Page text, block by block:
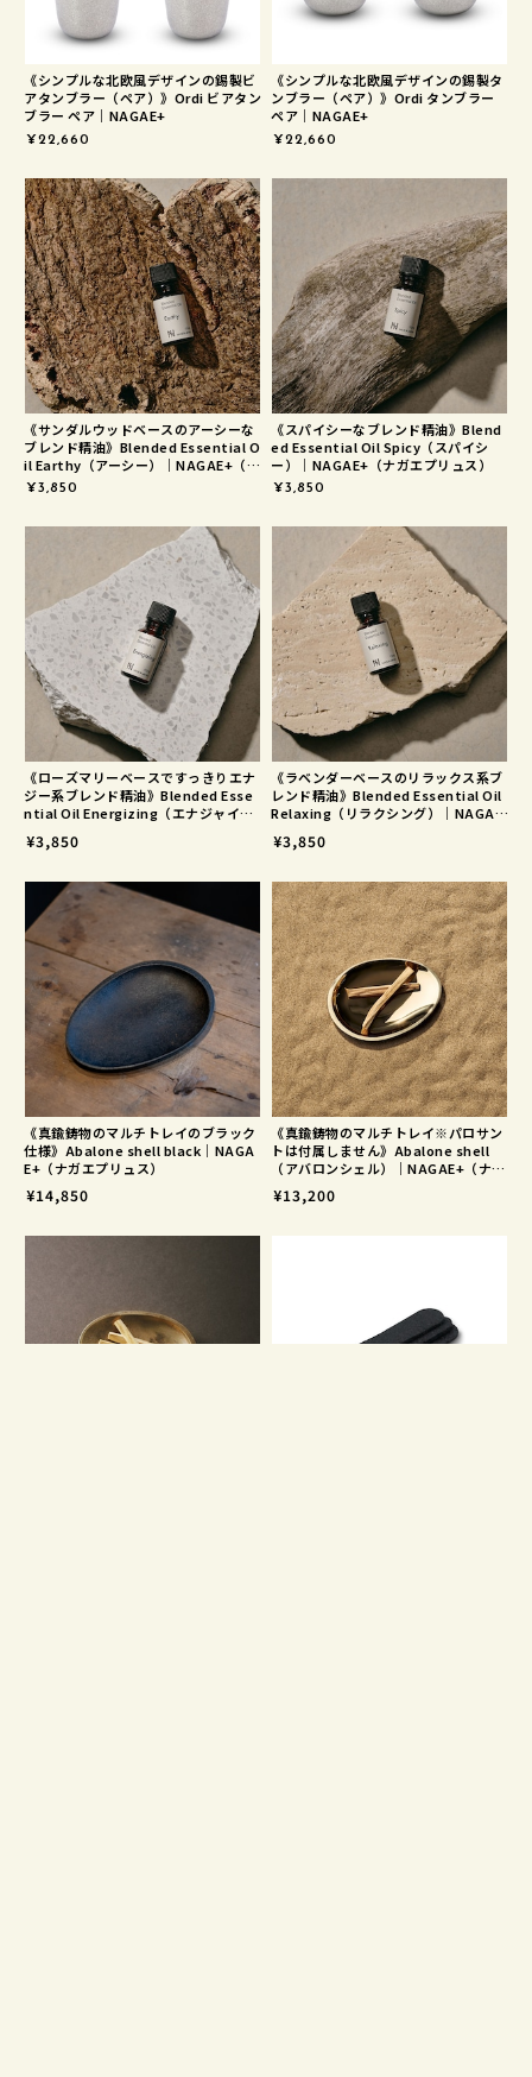
《シンプルな北欧風デザインの錫製ビ
アタンブラー（ペア）》Ordi ビアタン
ブラー ペア｜NAGAE+
¥22,660
《シンプルな北欧風デザインの錫製タ
ンブラー（ペア）》Ordi タンブラー
ペア｜NAGAE+
¥22,660
《サンダルウッドベースのアーシーな
ブレンド精油》Blended Essential O
il Earthy（アーシー）｜NAGAE+（ナ
ガエプリュス）
¥3,850
《スパイシーなブレンド精油》Blend
ed Essential Oil Spicy（スパイシ
ー）｜NAGAE+（ナガエプリュス）
¥3,850
《ローズマリーベースですっきりエナ
ジー系ブレンド精油》Blended Esse
ntial Oil Energizing（エナジャイジ
¥3,850
《ラベンダーベースのリラックス系ブ
レンド精油》Blended Essential Oil
Relaxing（リラクシング）｜NAGAE
¥3,850
《真鍮鋳物のマルチトレイのブラック
仕様》Abalone shell black｜NAGA
E+（ナガエプリュス）
¥14,850
《真鍮鋳物のマルチトレイ※パロサン
トは付属しません》Abalone shell
（アバロンシェル）｜NAGAE+（ナガ
¥13,200